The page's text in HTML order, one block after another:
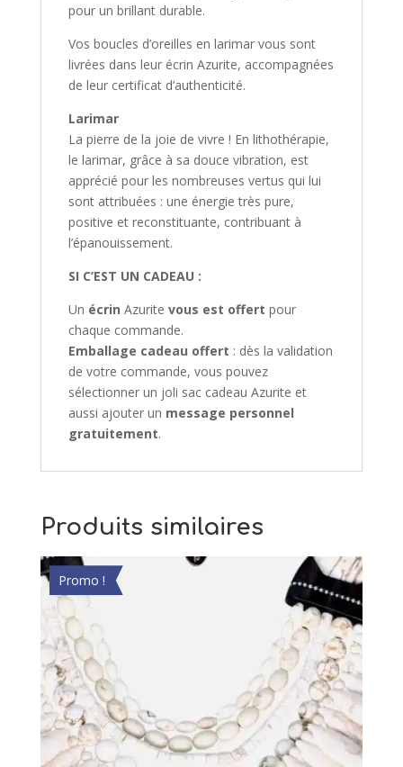
pour un brillant durable.
Vos boucles d’oreilles en larimar vous sont
livrées dans leur écrin Azurite, accompagnées
de leur certificat d’authenticité.
Larimar
La pierre de la joie de vivre ! En lithothérapie,
le larimar, grâce à sa douce vibration, est
apprécié pour les nombreuses vertus qui lui
sont attribuées : une énergie très pure,
positive et reconstituante, contribuant à
l’épanouissement.
SI C’EST UN CADEAU :
Un écrin Azurite vous est offert pour
chaque commande.
Emballage cadeau offert : dès la validation
de votre commande, vous pouvez
sélectionner un joli sac cadeau Azurite et
aussi ajouter un message personnel
gratuitement.
Produits similaires
Promo !